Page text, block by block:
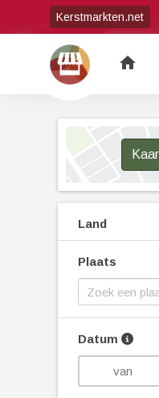
Kerstmarkten.net
home
Land
Plaats
Datum